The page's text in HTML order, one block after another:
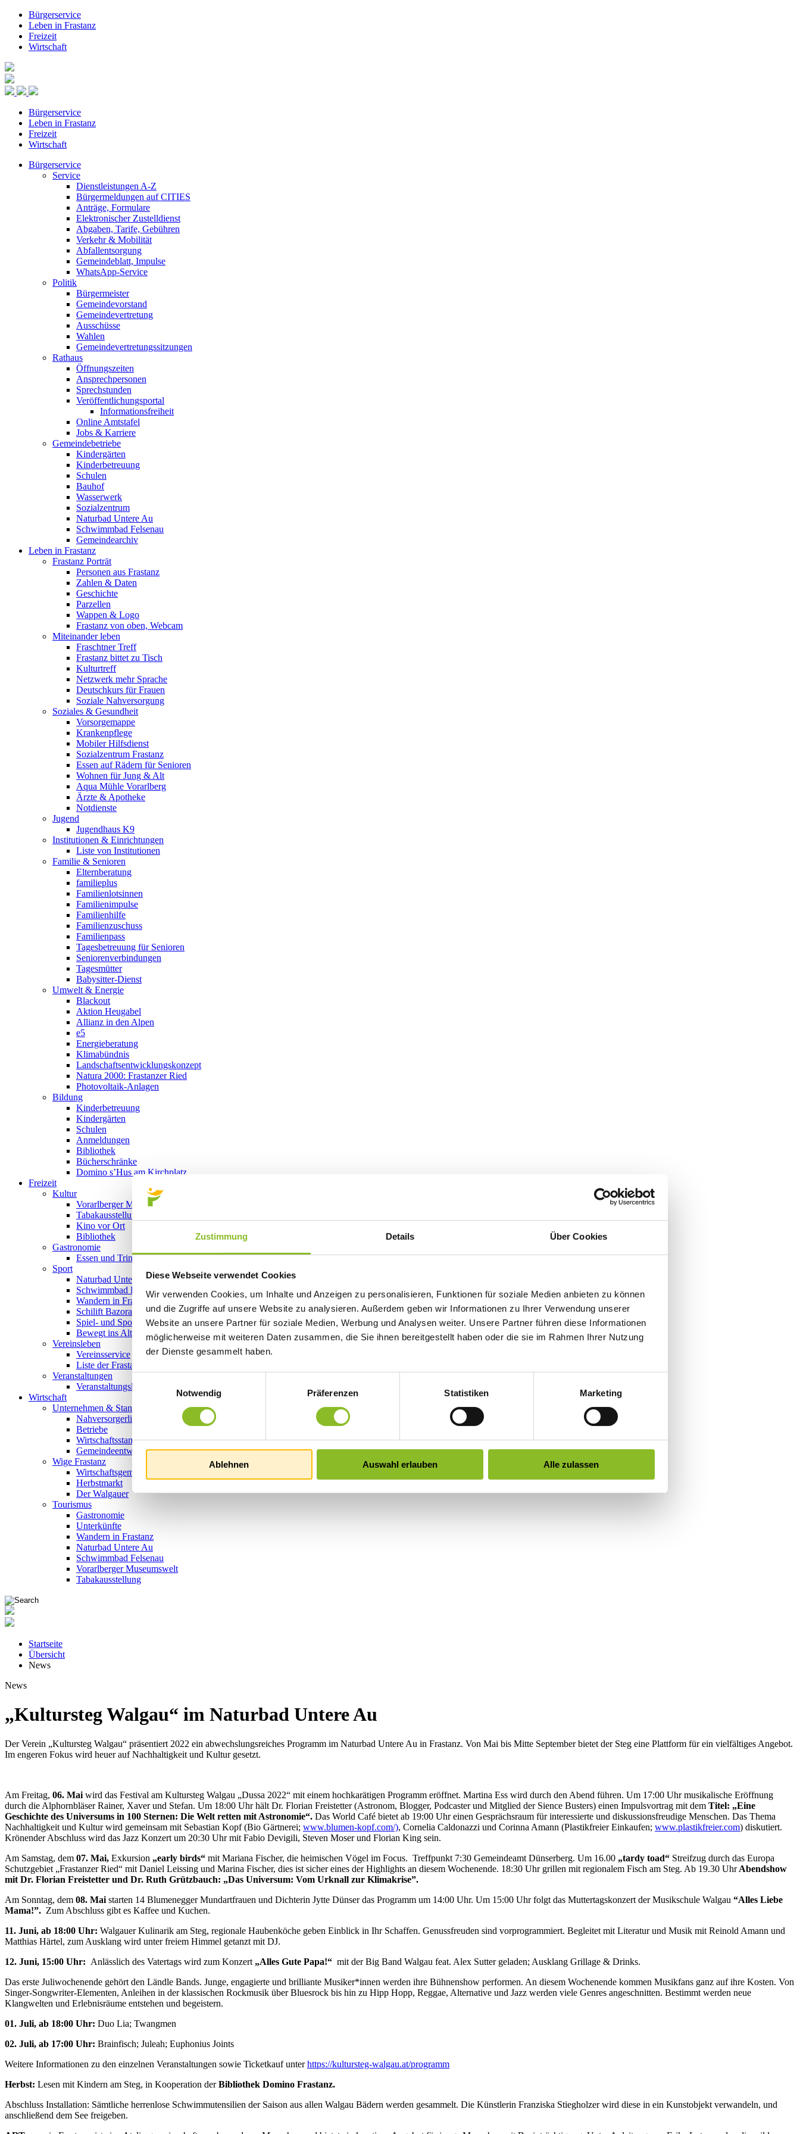
Zustimmung Details Über Cookies
Diese Webseite verwendet Cookies
Wir verwenden Cookies, um Inhalte und Anzeigen zu personalisieren, Funktionen für soziale Medien anbieten zu können
und die Zugriffe auf unsere Website zu analysieren. Außerdem geben wir Informationen zu Ihrer Verwendung unserer
Website an unsere Partner für soziale Medien, Werbung und Analysen weiter. Unsere Partner führen diese Informationen
möglicherweise mit weiteren Daten zusammen, die Sie ihnen bereitgestellt haben oder die sie im Rahmen Ihrer Nutzung
der Dienste gesammelt haben.
Notwendig
Präferenzen Statistiken Marketing
Ablehnen Auswahl erlauben Alle zulassen
Bürgerservice
Leben in Frastanz
Freizeit
Wirtschaft
Bürgerservice
Leben in Frastanz
Freizeit
Wirtschaft
Bürgerservice
Service
Dienstleistungen A-Z
Bürgermeldungen auf CITIES
Anträge, Formulare
Elektronischer Zustelldienst
Abgaben, Tarife, Gebühren
Verkehr & Mobilität
Abfallentsorgung
Gemeindeblatt, Impulse
WhatsApp-Service
Politik
Bürgermeister
Gemeindevorstand
Gemeindevertretung
Ausschüsse
Wahlen
Gemeindevertretungssitzungen
Rathaus
Öffnungszeiten
Ansprechpersonen
Sprechstunden
Veröffentlichungsportal
Informationsfreiheit
Online Amtstafel
Jobs & Karriere
Gemeindebetriebe
Kindergärten
Kinderbetreuung
Schulen
Bauhof
Wasserwerk
Sozialzentrum
Naturbad Untere Au
Schwimmbad Felsenau
Gemeindearchiv
Leben in Frastanz
Frastanz Porträt
Personen aus Frastanz
Zahlen & Daten
Geschichte
Parzellen
Wappen & Logo
Frastanz von oben, Webcam
Miteinander leben
Fraschtner Treff
Frastanz bittet zu Tisch
Kulturtreff
Netzwerk mehr Sprache
Deutschkurs für Frauen
Soziale Nahversorgung
Soziales & Gesundheit
Vorsorgemappe
Krankenpflege
Mobiler Hilfsdienst
Sozialzentrum Frastanz
Essen auf Rädern für Senioren
Wohnen für Jung & Alt
Aqua Mühle Vorarlberg
Ärzte & Apotheke
Notdienste
Jugend
Jugendhaus K9
Institutionen & Einrichtungen
Liste von Institutionen
Familie & Senioren
Elternberatung
familieplus
Familienlotsinnen
Familienimpulse
Familienhilfe
Familienzuschuss
Familienpass
Tagesbetreuung für Senioren
Seniorenverbindungen
Tagesmütter
Babysitter-Dienst
Umwelt & Energie
Blackout
Aktion Heugabel
Allianz in den Alpen
e5
Energieberatung
Klimabündnis
Landschaftsentwicklungskonzept
Natura 2000: Frastanzer Ried
Photovoltaik-Anlagen
Bildung
Kinderbetreuung
Kindergärten
Schulen
Anmeldungen
Bibliothek
Bücherschränke
Domino s’Hus am Kirchplatz
Freizeit
Kultur
Vorarlberger Museumswelt
Tabakausstellung
Kino vor Ort
Bibliothek
Gastronomie
Essen und Trinken in Frastanz
Sport
Naturbad Untere Au
Schwimmbad Felsenau
Wandern in Frastanz
Schilift Bazora
Spiel- und Sportstätten
Bewegt ins Alter
Vereinsleben
Vereinsservice
Liste der Frastanzer Vereine
Veranstaltungen
Veranstaltungskalender
Wirtschaft
Unternehmen & Standort
Nahversorgerliste
Betriebe
Wirtschaftsstandort Frastanz
Gemeindeentwicklung
Wige Frastanz
Wirtschaftsgemeinschaft
Herbstmarkt
Der Walgauer
Tourismus
Gastronomie
Unterkünfte
Wandern in Frastanz
Naturbad Untere Au
Schwimmbad Felsenau
Vorarlberger Museumswelt
Tabakausstellung
Startseite
Übersicht
News
News
„Kultursteg Walgau“ im Naturbad Untere Au
Der Verein „Kultursteg Walgau“ präsentiert 2022 ein abwechslungsreiches Programm im Naturbad Untere Au in Frastanz. Von Mai bis Mitte September bietet der Steg eine Plattform für ein vielfältiges Angebot.
Im engeren Fokus wird heuer auf Nachhaltigkeit und Kultur gesetzt.
Am Freitag, 06. Mai wird das Festival am Kultursteg Walgau „Dussa 2022“ mit einem hochkarätigen Programm eröffnet. Martina Ess wird durch den Abend führen. Um 17:00 Uhr musikalische Eröffnung
durch die Alphornbläser Rainer, Xaver und Stefan. Um 18:00 Uhr hält Dr. Florian Freistetter (Astronom, Blogger, Podcaster und Mitglied der Sience Busters) einen Impulsvortrag mit dem Titel: „Eine
Geschichte des Universums in 100 Sternen: Die Welt retten mit Astronomie“. Das World Café bietet ab 19:00 Uhr einen Gesprächsraum für interessierte und diskussionsfreudige Menschen. Das Thema
Nachhaltigkeit und Kultur wird gemeinsam mit Sebastian Kopf (Bio Gärtnerei; www.blumen-kopf.com/), Cornelia Caldonazzi und Corinna Amann (Plastikfreier Einkaufen; www.plastikfreier.com) diskutiert.
Krönender Abschluss wird das Jazz Konzert um 20:30 Uhr mit Fabio Devigili, Steven Moser und Florian King sein.
Am Samstag, dem 07. Mai, Exkursion „early birds“ mit Mariana Fischer, die heimischen Vögel im Focus. Treffpunkt 7:30 Gemeindeamt Dünserberg. Um 16.00 „tardy toad“ Streifzug durch das Europa
Schutzgebiet „Frastanzer Ried“ mit Daniel Leissing und Marina Fischer, dies ist sicher eines der Highlights an diesem Wochenende. 18:30 Uhr grillen mit regionalem Fisch am Steg. Ab 19.30 UhrAbendshow
mit Dr. Florian Freistetter und Dr. Ruth Grützbauch: „Das Universum: Vom Urknall zur Klimakrise”.
Am Sonntag, dem 08. Mai starten 14 Blumenegger Mundartfrauen und Dichterin Jytte Dünser das Programm um 14:00 Uhr. Um 15:00 Uhr folgt das Muttertagskonzert der Musikschule Walgau “Alles Liebe
Mama!”. Zum Abschluss gibt es Kaffee und Kuchen.
11. Juni, ab 18:00 Uhr: Walgauer Kulinarik am Steg, regionale Haubenköche geben Einblick in Ihr Schaffen. Genussfreuden sind vorprogrammiert. Begleitet mit Literatur und Musik mit Reinold Amann und
Matthias Härtel, zum Ausklang wird unter freiem Himmel getanzt mit DJ.
12. Juni, 15:00 Uhr: Anlässlich des Vatertags wird zum Konzert „Alles Gute Papa!“ mit der Big Band Walgau feat. Alex Sutter geladen; Ausklang Grillage & Drinks.
Das erste Juliwochenende gehört den Ländle Bands. Junge, engagierte und brilliante Musiker*innen werden ihre Bühnenshow performen. An diesem Wochenende kommen Musikfans ganz auf ihre Kosten. Von
Singer-Songwriter-Elementen, Anleihen in der klassischen Rockmusik über Bluesrock bis hin zu Hipp Hopp, Reggae, Alternative und Jazz werden viele Genres angeschnitten. Bestimmt werden neue
Klangwelten und Erlebnisräume entstehen und begeistern.
01. Juli, ab 18:00 Uhr: Duo Lia; Twangmen
02. Juli, ab 17:00 Uhr: Brainfisch; Juleah; Euphonius Joints
Weitere Informationen zu den einzelnen Veranstaltungen sowie Ticketkauf unterhttps://kultursteg-walgau.at/programm
Herbst: Lesen mit Kindern am Steg, in Kooperation derBibliothek Domino Frastanz.
Abschluss Installation: Sämtliche herrenlose Schwimmutensilien der Saison aus allen Walgau Bädern werden gesammelt. Die Künstlerin Franziska Stiegholzer wird diese in ein Kunstobjekt verwandeln, und
anschließend dem See freigeben.